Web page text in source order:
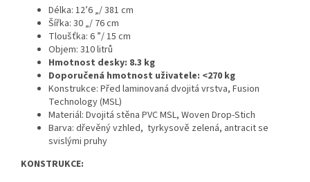
Délka: 12’6 „/ 381 cm
Šířka: 30 „/ 76 cm
Tloušťka: 6 ”/ 15 cm
Objem: 310 litrů
Hmotnost desky: 8.3 kg
Doporučená hmotnost uživatele: <270 kg
Konstrukce: Před laminovaná dvojitá vrstva, Fusion
Technology (MSL)
Materiál: Dvojitá stěna PVC MSL, Woven Drop-Stich
Barva: dřevěný vzhled, tyrkysově zelená, antracit se
svislými pruhy
KONSTRUKCE: